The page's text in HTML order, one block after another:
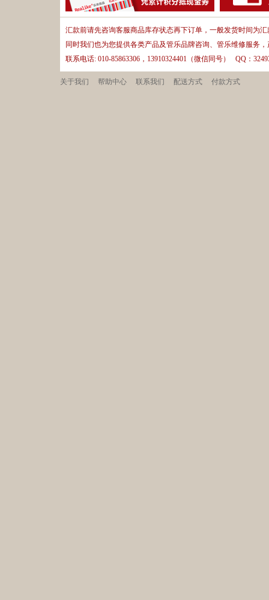
汇款前请先咨询客服商品库存状态再下订单，一般发货时间为汇
同时我们也为您提供各类产品及管乐品牌咨询、管乐维修服务
联系电话: 010-85863306，13910324401（微信同号） QQ：
关于我们 帮助中心 联系我们 配送方式 付款方式